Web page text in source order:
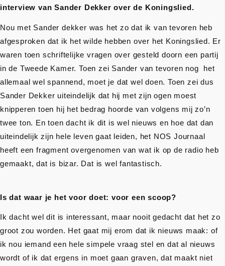
interview van Sander Dekker over de Koningslied.
Nou met Sander dekker was het zo dat ik van tevoren heb
afgesproken dat ik het wilde hebben over het Koningslied. Er
waren toen schriftelijke vragen over gesteld doorn een partij
in de Tweede Kamer. Toen zei Sander van tevoren nog het
allemaal wel spannend, moet je dat wel doen. Toen zei dus
Sander Dekker uiteindelijk dat hij met zijn ogen moest
knipperen toen hij het bedrag hoorde van volgens mij zo’n
twee ton. En toen dacht ik dit is wel nieuws en hoe dat dan
uiteindelijk zijn hele leven gaat leiden, het NOS Journaal
heeft een fragment overgenomen van wat ik op de radio heb
gemaakt, dat is bizar. Dat is wel fantastisch.
Is dat waar je het voor doet: voor een scoop?
Ik dacht wel dit is interessant, maar nooit gedacht dat het zo
groot zou worden. Het gaat mij erom dat ik nieuws maak: of
ik nou iemand een hele simpele vraag stel en dat al nieuws
wordt of ik dat ergens in moet gaan graven, dat maakt niet